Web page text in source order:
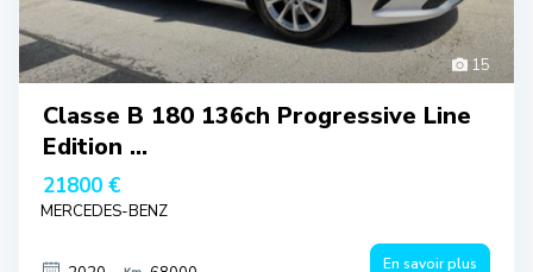
15
Classe B 180 136ch Progressive Line
Edition ...
21800 €
MERCEDES-BENZ
En savoir plus